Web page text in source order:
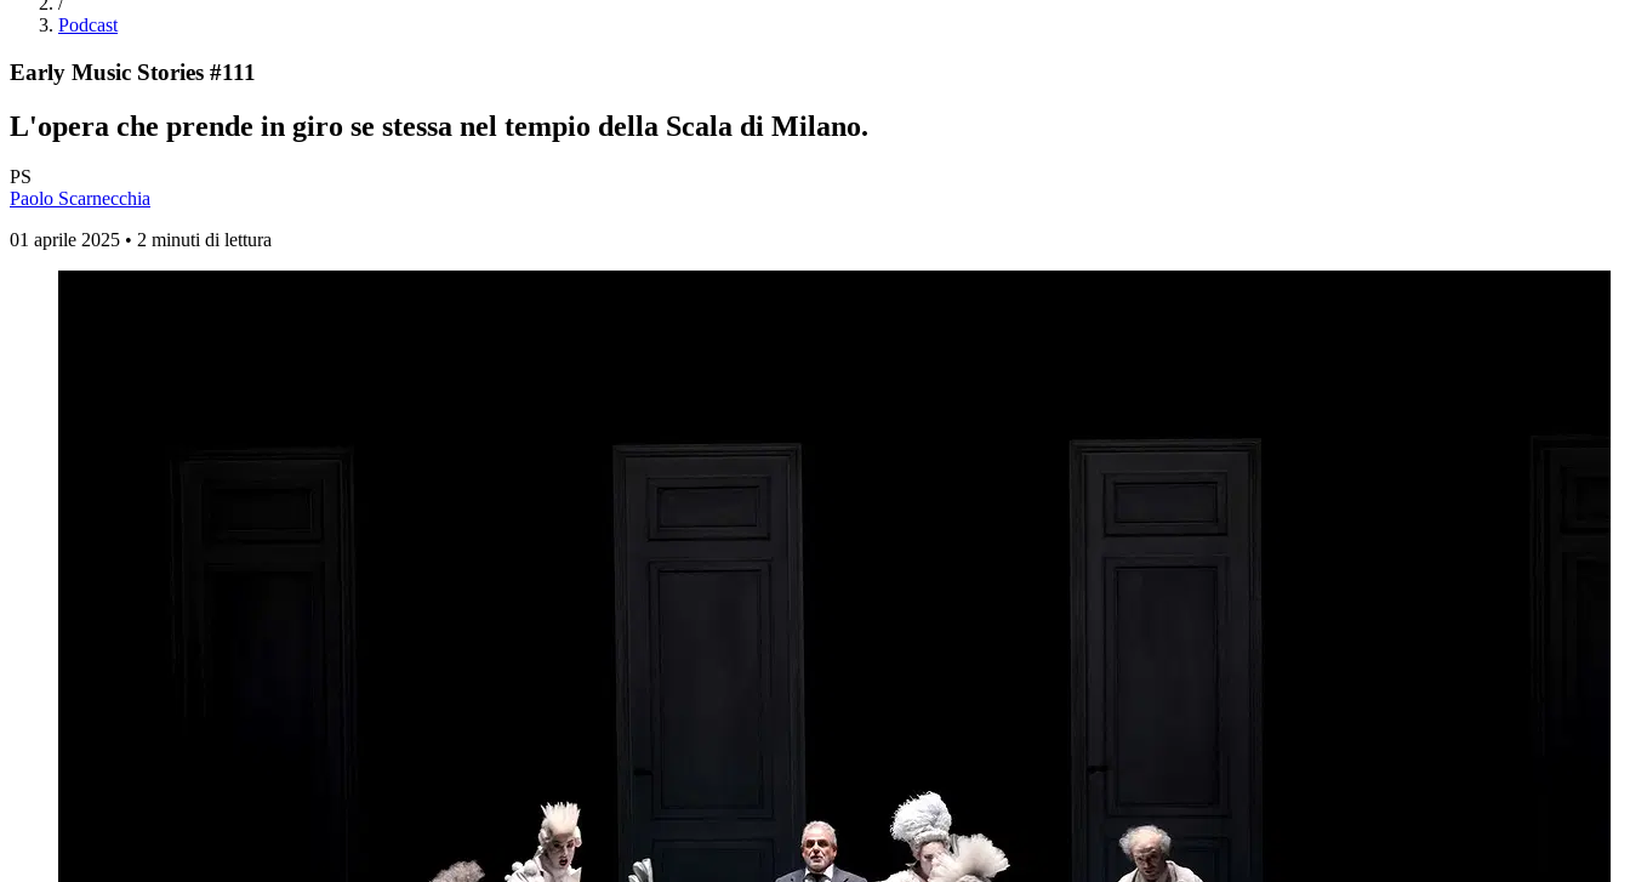
Podcast
Early Music Stories #111
L'opera che prende in giro se stessa nel tempio della Scala di Milano.
PS
Paolo Scarnecchia
01 aprile 2025 • 2 minuti di lettura